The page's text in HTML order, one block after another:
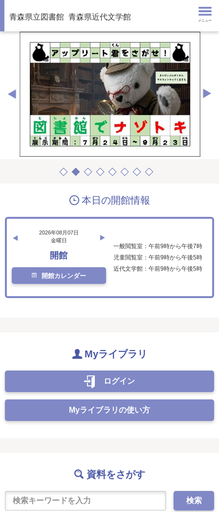
青森県立図書館 青森県近代文学館 メニュー
本日の開館情報
2026年08月07日
金曜日
開館
開館カレンダー
一般閲覧室：午前9時から午後7時
児童閲覧室：午前9時から午後5時
近代文学館：午前9時から午後5時
Myライブラリ
ログイン
Myライブラリの使い方
資料をさがす
検索